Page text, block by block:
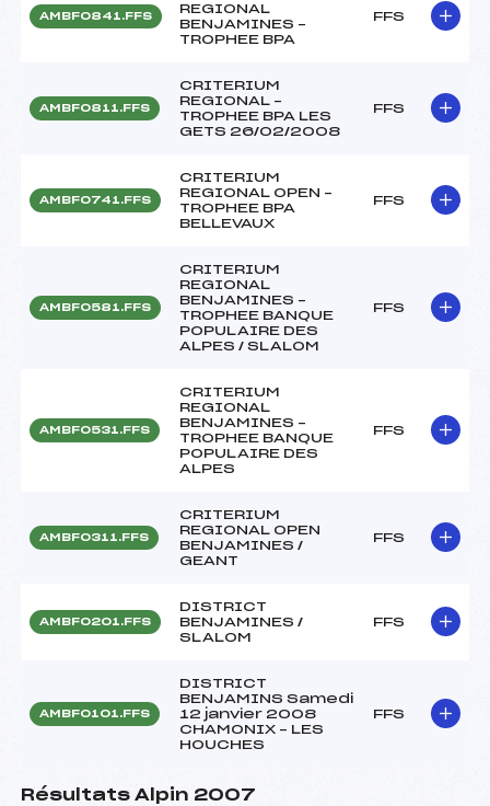
AMBF0841.FFS
REGIONAL
BENJAMINES –
TROPHEE BPA
FFS
AMBF0811.FFS
CRITERIUM
REGIONAL –
TROPHEE BPA LES
GETS 26/02/2008
FFS
AMBF0741.FFS
CRITERIUM
REGIONAL OPEN –
TROPHEE BPA
BELLEVAUX
FFS
AMBF0581.FFS
CRITERIUM
REGIONAL
BENJAMINES –
TROPHEE BANQUE
POPULAIRE DES
ALPES / SLALOM
FFS
AMBF0531.FFS
CRITERIUM
REGIONAL
BENJAMINES –
TROPHEE BANQUE
POPULAIRE DES
ALPES
FFS
AMBF0311.FFS
CRITERIUM
REGIONAL OPEN
BENJAMINES /
GEANT
FFS
AMBF0201.FFS
DISTRICT
BENJAMINES /
SLALOM
FFS
AMBF0101.FFS
DISTRICT
BENJAMINS Samedi
12 janvier 2008
CHAMONIX – LES
HOUCHES
FFS
Résultats Alpin 2007